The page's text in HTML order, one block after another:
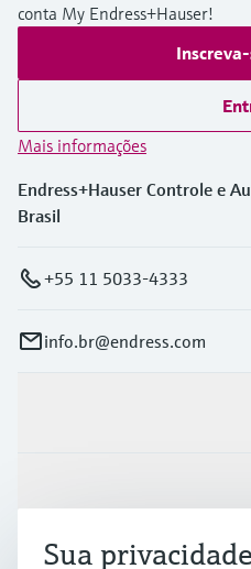
conta My Endress+Hauser!
Mais informações
Endress+Hauser Controle e
Brasil
+55 11 5033-4333
info.br@endress.com
Sua